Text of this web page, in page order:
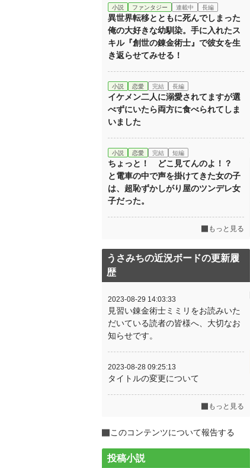
小説 ファンタジー 連載中 長編
異世界転移とともに死んでしまった
俺の大好きな幼馴染。手に入れたス
キル『創世の錬金術士』で彼女を生
き返らせてみせる！
小説 恋愛 完結 長編
イケメン二人に溺愛されてますが選
べずにいたら両方に食べられてしま
いました
小説 恋愛 完結 短編
ちょっと！ どこ見てんのよ！？
と電車の中で声を掛けてきた女の子
は、超恥ずかしがり屋のツンデレ女
子だった。
もっと見る
うさみちの近況ボードの更新履
歴
2023-08-29 14:03:33
見習い錬金術士ミミリをお読みいた
だいている読者の皆様へ、大切なお
知らせです。
2023-08-28 09:25:13
タイトルの変更について
もっと見る
このコンテンツについて報告する
投稿小説